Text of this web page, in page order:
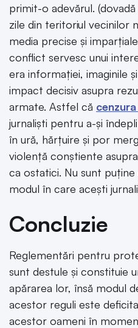
primit-o adevărul.
zile din teritoriul vecinilor
media precise și
conflict servesc unui
era informației, imaginile
impact decisiv asupra
armate. Astfel că
jurnaliști pentru a-și
în ură, hărțuire și por
violență conștiente
ca ostatici. Nu sunt
modul în care acești
Concluzie
Reglementări pentru
sunt destule și constituie
apărarea lor, însă modul
acestor reguli este
acestor oameni în